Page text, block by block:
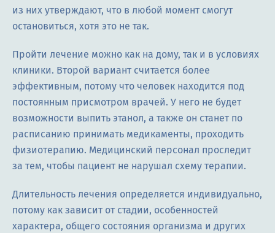
из них утверждают, что в любой момент смогут
остановиться, хотя это не так.
Пройти лечение можно как на дому, так и в условиях
клиники. Второй вариант считается более
эффективным, потому что человек находится под
постоянным присмотром врачей. У него не будет
возможности выпить этанол, а также он станет по
расписанию принимать медикаменты, проходить
физиотерапию. Медицинский персонал проследит
за тем, чтобы пациент не нарушал схему терапии.
Длительность лечения определяется индивидуально,
потому как зависит от стадии, особенностей
характера, общего состояния организма и других